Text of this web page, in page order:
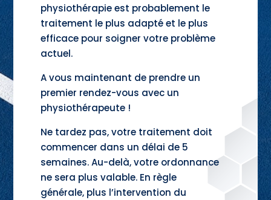
physiothérapie est probablement le
traitement le plus adapté et le plus
efficace pour soigner votre problème
actuel.
A vous maintenant de prendre un
premier rendez-vous avec un
physiothérapeute !
Ne tardez pas, votre traitement doit
commencer dans un délai de 5
semaines. Au-delà, votre ordonnance
ne sera plus valable. En règle
générale, plus l’intervention du